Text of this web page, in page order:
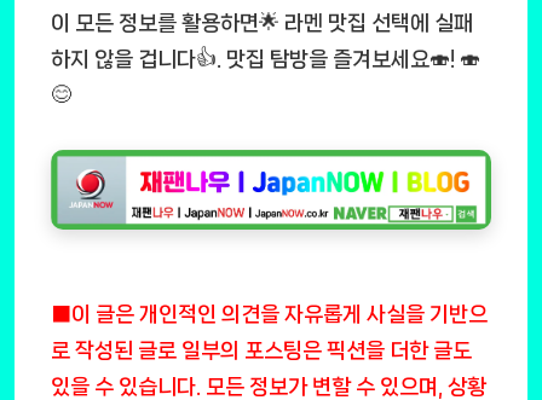
이 모든 정보를 활용하면🌟 라멘 맛집 선택에 실패
하지 않을 겁니다👍. 맛집 탐방을 즐겨보세요🍣! 🍣
😊
■이 글은 개인적인 의견을 자유롭게 사실을 기반으
로 작성된 글로 일부의 포스팅은 픽션을 더한 글도
있을 수 있습니다. 모든 정보가 변할 수 있으며, 상황